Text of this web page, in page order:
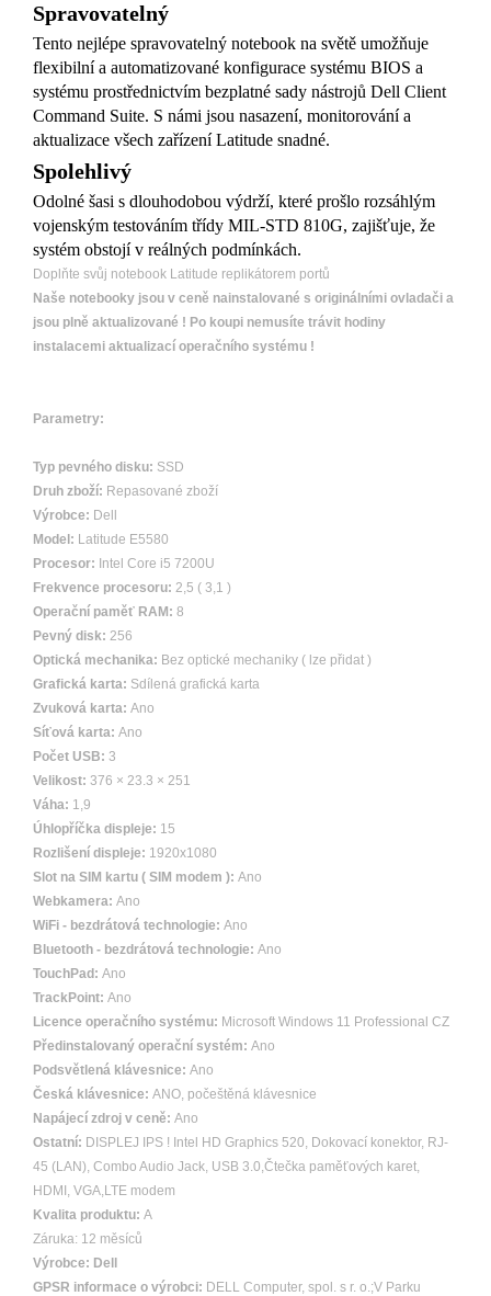
Spravovatelný
Tento nejlépe spravovatelný notebook na světě umožňuje
flexibilní a automatizované konfigurace systému BIOS a
systému prostřednictvím bezplatné sady nástrojů Dell Client
Command Suite. S námi jsou nasazení, monitorování a
aktualizace všech zařízení Latitude snadné.
Spolehlivý
Odolné šasi s dlouhodobou výdrží, které prošlo rozsáhlým
vojenským testováním třídy MIL-STD 810G, zajišťuje, že
systém obstojí v reálných podmínkách.
Doplňte svůj notebook Latitude replikátorem portů
Naše notebooky jsou v ceně nainstalované s originálními ovladači a
jsou plně aktualizované ! Po koupi nemusíte trávit hodiny
instalacemi aktualizací operačního systému !
Parametry:
Typ pevného disku: SSD
Druh zboží: Repasované zboží
Výrobce: Dell
Model: Latitude E5580
Procesor: Intel Core i5 7200U
Frekvence procesoru: 2,5 ( 3,1 )
Operační paměť RAM: 8
Pevný disk: 256
Optická mechanika: Bez optické mechaniky ( lze přidat )
Grafická karta: Sdílená grafická karta
Zvuková karta: Ano
Síťová karta: Ano
Počet USB: 3
Velikost: 376 × 23.3 × 251
Váha: 1,9
Úhlopříčka displeje: 15
Rozlišení displeje: 1920x1080
Slot na SIM kartu ( SIM modem ): Ano
Webkamera: Ano
WiFi - bezdrátová technologie: Ano
Bluetooth - bezdrátová technologie: Ano
TouchPad: Ano
TrackPoint: Ano
Licence operačního systému: Microsoft Windows 11 Professional CZ
Předinstalovaný operační systém: Ano
Podsvětlená klávesnice: Ano
Česká klávesnice: ANO, počeštěná klávesnice
Napájecí zdroj v ceně: Ano
Ostatní: DISPLEJ IPS ! Intel HD Graphics 520, Dokovací konektor, RJ-
45 (LAN), Combo Audio Jack, USB 3.0,Čtečka paměťových karet,
HDMI, VGA,LTE modem
Kvalita produktu: A
Záruka: 12 měsíců
Výrobce: Dell
GPSR informace o výrobci: DELL Computer, spol. s r. o.;V Parku